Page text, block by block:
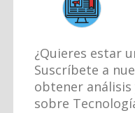
¿Quieres estar
Suscríbete a
obtener
sobre